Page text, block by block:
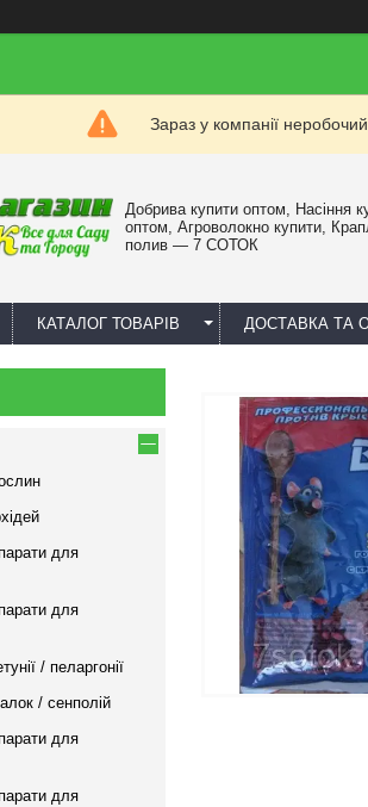
Зараз у компанії
Добрива купити оптом, Насіння
оптом, Агроволокно купити,
полив — 7 СОТОК
КАТАЛОГ ТОВАРІВ ДОСТАВКА ТА
для
для
/ пеларгонії
/ сенполій
для
для